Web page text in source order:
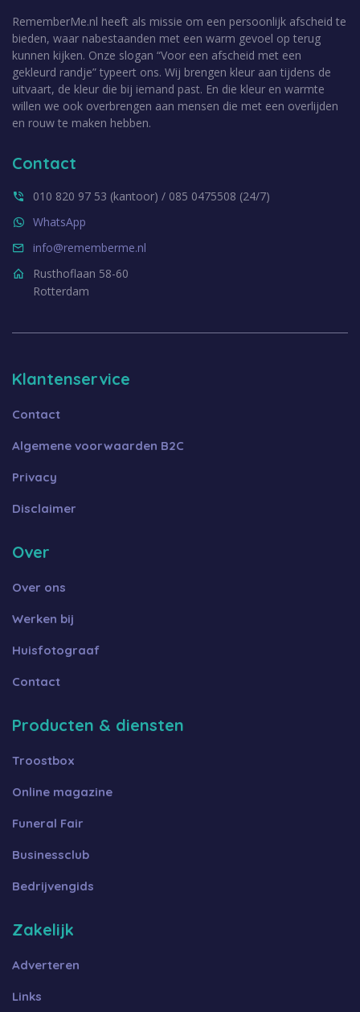
Contact
010 820 97 53 (kantoor) / 085 0475508 (24/7)
WhatsApp
info@rememberme.nl
Rusthoflaan 58-60
Rotterdam
RememberMe.nl heeft als missie om een persoonlijk afscheid te
bieden, waar nabestaanden met een warm gevoel op terug
kunnen kijken. Onze slogan “Voor een afscheid met een
gekleurd randje” typeert ons. Wij brengen kleur aan tijdens de
uitvaart, de kleur die bij iemand past. En die kleur en warmte
willen we ook overbrengen aan mensen die met een overlijden
en rouw te maken hebben.
Klantenservice
Contact
Algemene voorwaarden B2C
Privacy
Disclaimer
Over
Over ons
Werken bij
Huisfotograaf
Contact
Producten & diensten
Troostbox
Online magazine
Funeral Fair
Businessclub
Bedrijvengids
Zakelijk
Adverteren
Links